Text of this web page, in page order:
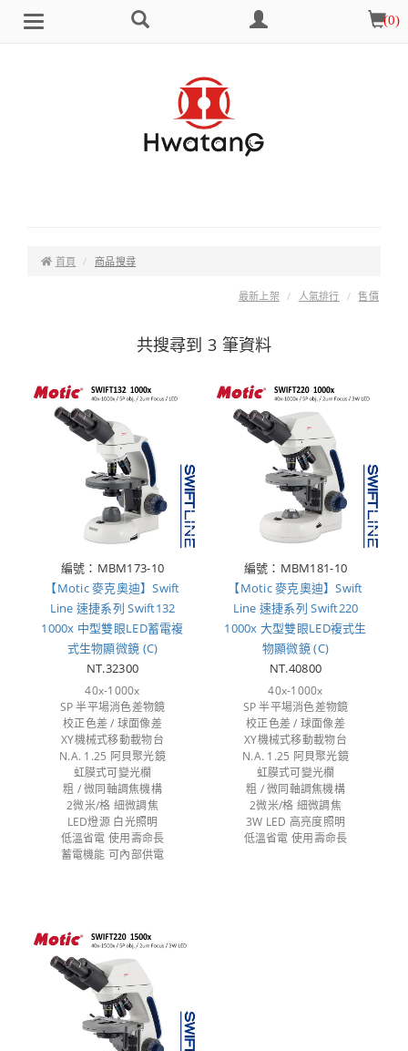
選
搜
會
員
中
購
物
車
(0)
首頁 商品搜尋
最新上架 人氣排行 售價
共搜尋到 3 筆資料
編號：MBM173-10
【Motic 麥克奧迪】Swift
Line 速捷系列 Swift132
1000x 中型雙眼LED蓄電複
式生物顯微鏡 (C)
NT.32300
40x-1000x
SP 半平場消色差物鏡
校正色差 / 球面像差
XY機械式移動載物台
N.A. 1.25 阿貝聚光鏡
虹膜式可變光欄
粗 / 微同軸調焦機構
2微米/格 細微調焦
LED燈源 白光照明
低溫省電 使用壽命長
蓄電機能 可內部供電
編號：MBM181-10
【Motic 麥克奧迪】Swift
Line 速捷系列 Swift220
1000x 大型雙眼LED複式生
物顯微鏡 (C)
NT.40800
40x-1000x
SP 半平場消色差物鏡
校正色差 / 球面像差
XY機械式移動載物台
N.A. 1.25 阿貝聚光鏡
虹膜式可變光欄
粗 / 微同軸調焦機構
2微米/格 細微調焦
3W LED 高亮度照明
低溫省電 使用壽命長